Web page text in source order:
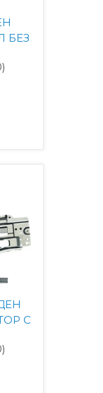
БЕЗ
С